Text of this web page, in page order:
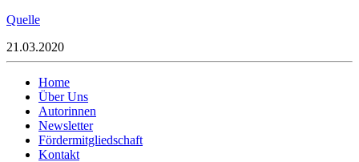
Quelle
21.03.2020
Home
Über Uns
Autorinnen
Newsletter
Fördermitgliedschaft
Kontakt